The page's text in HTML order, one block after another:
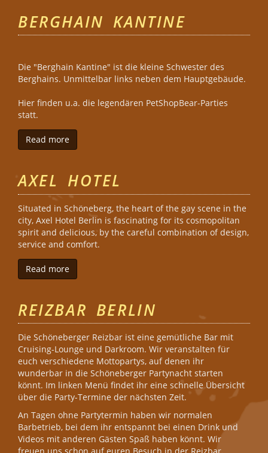
BERGHAIN KANTINE
Die "Berghain Kantine" ist die kleine Schwester des
Berghains. Unmittelbar links neben dem Hauptgebäude.
Hier finden u.a. die legendären PetShopBear-Parties
statt.
Read more
AXEL HOTEL
Situated in Schöneberg, the heart of the gay scene in the
city, Axel Hotel Berlin is fascinating for its cosmopolitan
spirit and delicious, by the careful combination of design,
service and comfort.
Read more
REIZBAR BERLIN
Die Schöneberger Reizbar ist eine gemütliche Bar mit
Cruising-Lounge und Darkroom. Wir veranstalten für
euch verschiedene Mottopartys, auf denen ihr
wunderbar in die Schöneberger Partynacht starten
könnt. Im linken Menü findet ihr eine schnelle Übersicht
über die Party-Termine der nächsten Zeit.
An Tagen ohne Partytermin haben wir normalen
Barbetrieb, bei dem ihr entspannt bei einen Drink und
Videos mit anderen Gästen Spaß haben könnt. Wir
freuen uns schon auf euren Besuch in der Reizbar.